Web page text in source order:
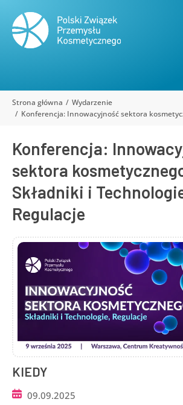
Jesteś tutaj:
Strona główna
Wydarzenie
Konferencja: Innowacyjność sektora
Konferencja:
sektora
Składniki i
Regulacje
KIEDY
09.09.2025